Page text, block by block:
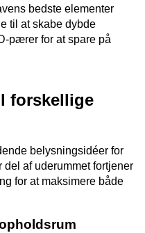
bedste elementer
til at skabe dybde
pærer for at spare på
forskellige
belysningsidéer for
af uderummet fortjener
for at maksimere både